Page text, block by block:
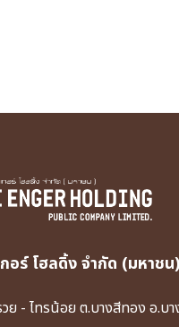
อร์ โฮลดิ้ง จำกัด (มหาชน)
ย - ไทรน้อย ต.บางสีทอง อ.บ